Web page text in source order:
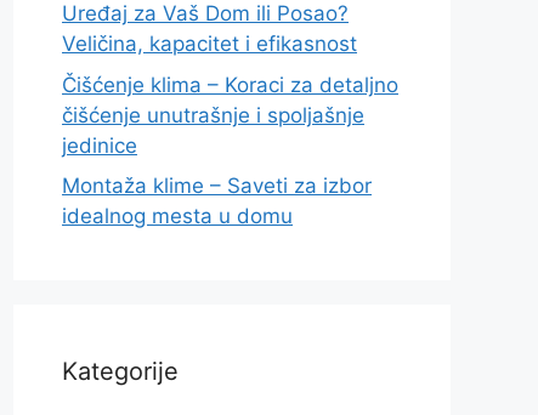
Uređaj za Vaš Dom ili Posao?
Veličina, kapacitet i efikasnost
Čišćenje klima – Koraci za detaljno
čišćenje unutrašnje i spoljašnje
jedinice
Montaža klime – Saveti za izbor
idealnog mesta u domu
Kategorije